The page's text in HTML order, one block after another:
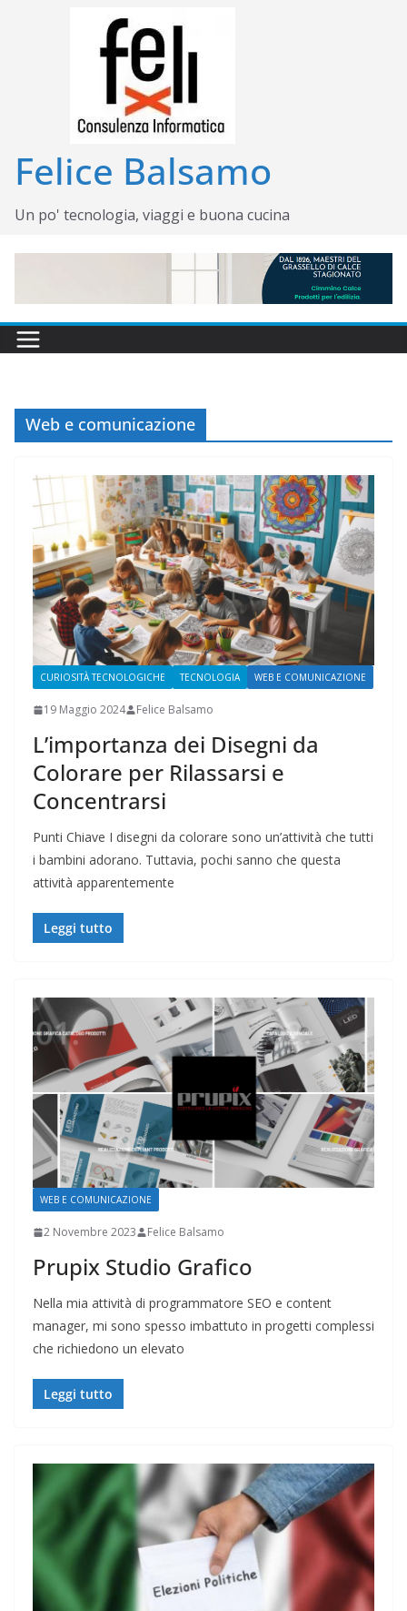
Felice Balsamo
Un po' tecnologia, viaggi e buona cucina
Web e comunicazione
CURIOSITÀ TECNOLOGICHE TECNOLOGIA WEB E COMUNICAZIONE
19 Maggio 2024 Felice Balsamo
L’importanza dei Disegni da
Colorare per Rilassarsi e
Concentrarsi
Punti Chiave I disegni da colorare sono un’attività che tutti
i bambini adorano. Tuttavia, pochi sanno che questa
attività apparentemente
Leggi tutto
WEB E COMUNICAZIONE
2 Novembre 2023 Felice Balsamo
Prupix Studio Grafico
Nella mia attività di programmatore SEO e content
manager, mi sono spesso imbattuto in progetti complessi
che richiedono un elevato
Leggi tutto